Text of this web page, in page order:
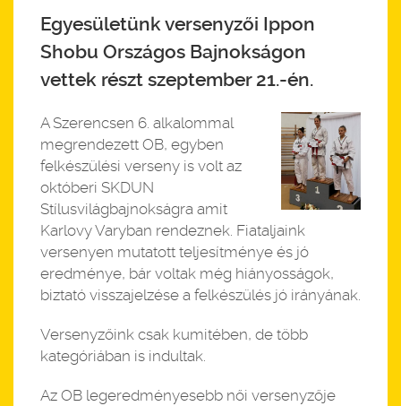
Egyesületünk versenyzői Ippon
Shobu Országos Bajnokságon
vettek részt szeptember 21.-én.
A Szerencsen 6. alkalommal
megrendezett OB, egyben
felkészülési verseny is volt az
októberi SKDUN
Stílusvilágbajnokságra amit
Karlovy Varyban rendeznek. Fiataljaink
versenyen mutatott teljesítménye és jó
eredménye, bár voltak még hiányosságok,
biztató visszajelzése a felkészülés jó irányának.
Versenyzőink csak kumitében, de több
kategóriában is indultak.
Az OB legeredményesebb női versenyzője